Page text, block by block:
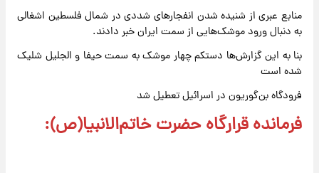
منابع عبری از شنیده شدن انفجارهای شددی در شمال فلسطین اشغالی
به دنبال ورود موشک‌هایی از سمت ایران خبر دادند.
بنا به این گزارش‌ها دستکم چهار موشک به سمت حیفا و الجلیل شلیک
شده است
فرودگاه بن‌گوریون در اسرائیل تعطیل شد
فرمانده قرارگاه حضرت خاتم‌الانبیا(ص):